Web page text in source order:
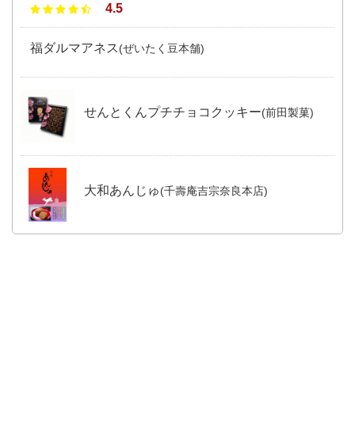
4.5
福ダルマアネス (ぜいたく豆本舗)
せんとくんプチチョコクッキー(前田製菓)
大和あんじゅ (千壽庵吉宗奈良本店)